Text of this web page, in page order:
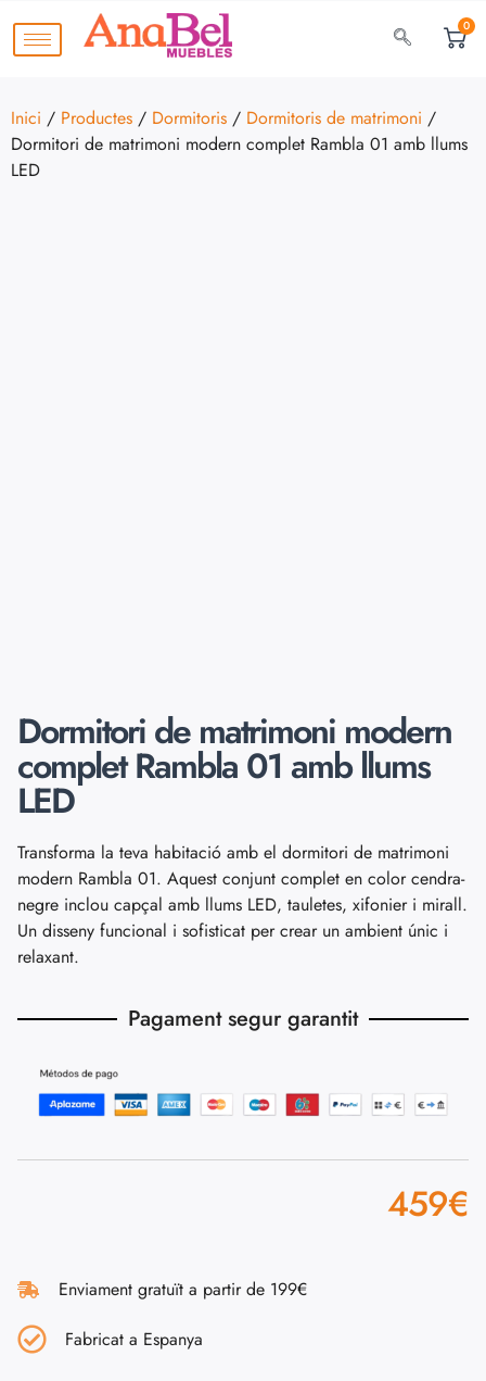
0
Inici / Productes / Dormitoris / Dormitoris de matrimoni /
Dormitori de matrimoni modern complet Rambla 01 amb llums
LED
Dormitori de matrimoni modern
complet Rambla 01 amb llums
LED
Transforma la teva habitació amb el dormitori de matrimoni
modern Rambla 01. Aquest conjunt complet en color cendra-
negre inclou capçal amb llums LED, tauletes, xifonier i mirall.
Un disseny funcional i sofisticat per crear un ambient únic i
relaxant.
Pagament segur garantit
459€
Enviament gratuït a partir de 199€
Fabricat a Espanya